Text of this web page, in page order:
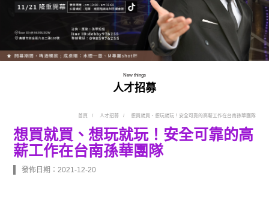
New things
人才招募
首頁 人才招募 想買就買、想玩就玩！安全可靠的高薪工作在台南孫華團隊
想買就買、想玩就玩！安全可靠的高
薪工作在台南孫華團隊
發佈日期：2021-12-20